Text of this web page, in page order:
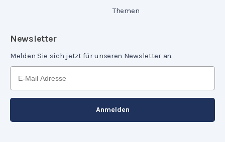
Themen
Newsletter
Melden Sie sich jetzt für unseren Newsletter an.